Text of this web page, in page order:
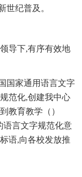
纪普及。
导下,有序有效地
国家通用语言文字
范化,创建我中心
教育教学（）
语言文字规范化意
语,向各校发放推